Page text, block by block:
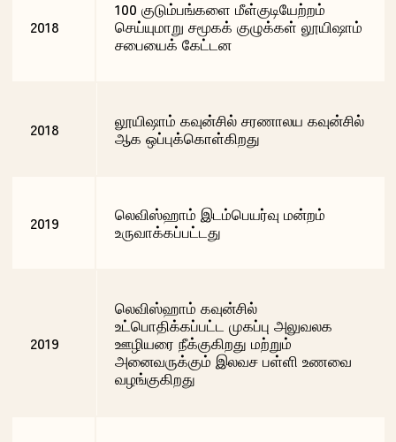
2018
100 குடும்பங்களை மீள்குடியேற்றம்
செய்யுமாறு சமூகக் குழுக்கள் லூயிஷாம்
சபையைக் கேட்டன
2018
லூயிஷாம் கவுன்சில் சரணாலய கவுன்சில்
ஆக ஒப்புக்கொள்கிறது
2019
லெவிஸ்ஹாம் இடம்பெயர்வு மன்றம்
உருவாக்கப்பட்டது
2019
லெவிஸ்ஹாம் கவுன்சில்
உட்பொதிக்கப்பட்ட முகப்பு அலுவலக
ஊழியரை நீக்குகிறது மற்றும்
அனைவருக்கும் இலவச பள்ளி உணவை
வழங்குகிறது